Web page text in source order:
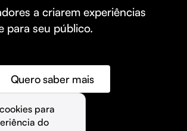
a criarem experiências
para seu público.
Quero saber mais
para
do